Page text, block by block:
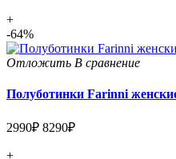
+
-64%
Отложить В сравнение
Полуботинки Farinni
2990₽ 8290₽
+